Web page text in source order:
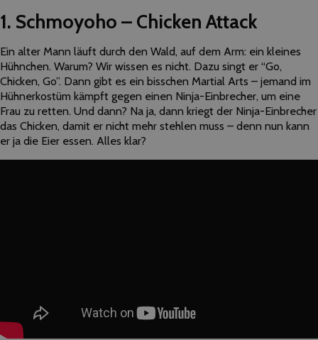
1. Schmoyoho – Chicken Attack
Ein alter Mann läuft durch den Wald, auf dem Arm: ein kleines
Hühnchen. Warum? Wir wissen es nicht. Dazu singt er “Go,
Chicken, Go”. Dann gibt es ein bisschen Martial Arts – jemand im
Hühnerkostüm kämpft gegen einen Ninja-Einbrecher, um eine
Frau zu retten. Und dann? Na ja, dann kriegt der Ninja-Einbrecher
das Chicken, damit er nicht mehr stehlen muss – denn nun kann
er ja die Eier essen. Alles klar?